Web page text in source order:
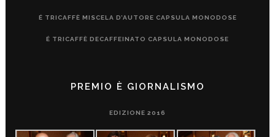
É TRICAFFÈ MISCELA D’AUTORE CAPSULA MONODOSE
É TRICAFFÈ DECAFFEINATO CAPSULA MONODOSE
PREMIO È GIORNALISMO
EDIZIONE 2016